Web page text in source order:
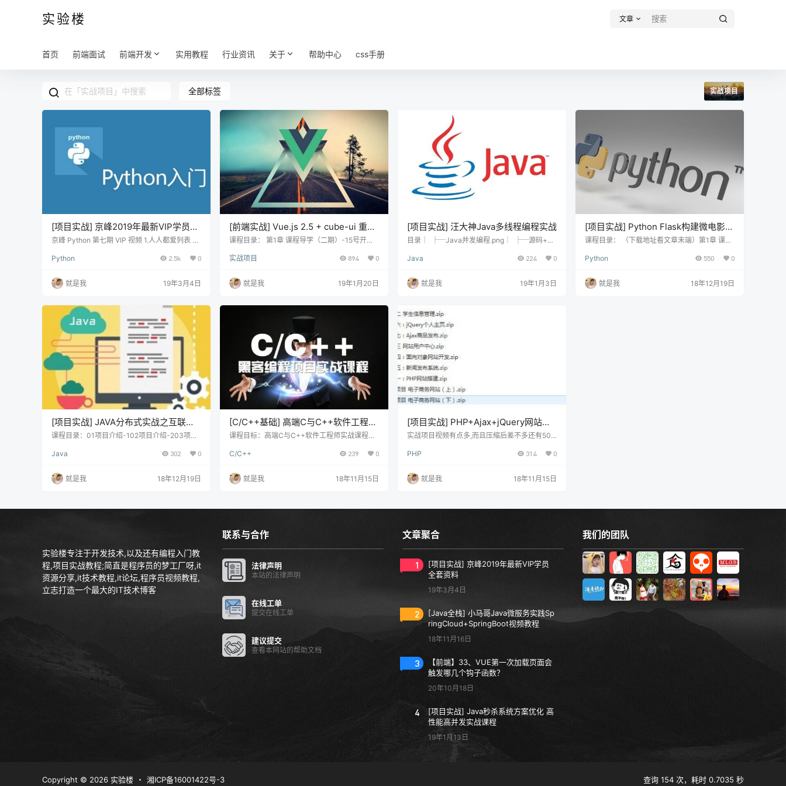
实验楼 文章
首页 前端面试 前端开发 实用教程 行业资讯 关于 帮助中心 css手册
全部标签 实战项目
[项目实战] 京峰2019年最新VIP学员全
套资料
京峰 Python 第七期 VIP 视频 1.人人都爱列表 2.
组、列表、函数 5.文件和异常（一） 6.文件和异
储 9.推导数据 10.定制数据对象（一） 11.字典
+定制数据对象（二） 12.面向对象(一) 13.面向
器、装饰器 + 标准库 …
Python 2.5k 0
就是我 19年3月4日
[前端实战] Vue.js 2.5 + cube-ui 重构
饿了么 App
课程目录： 第1章 课程导学（二期）-15号开放
排、课程收获、讲授方式、学习前提等方面的介
对课程项目有一个直观的了解。 1-1 导学（必
看） 第2章 项目准备工作（二期）-15号开放 包
e-ui 介绍、目录模块分析、api 接口 mock 等。
实战项目 894 0
就是我 19年1月20日
[项目实战] 汪大神Java多线程编程实战
目录│ ├─Java并发编程.png│ ├─源码+pp
纲及主要内容介绍.wmv│ ├─高并发编程第一
并发编程第一阶段03讲、创建并启动线程.mp4
│ ├─高并发编程第一阶…
Java 224 0
就是我 19年1月3日
[项目实战] Python Flask构建微电影视
频网站
课程目录： （下载地址看文章末端）第1章 课程
的优点及特性、结合其他python web框架对
课程介绍第2章 准备开发环境介绍在windows和
mac os系统上安装开发环境、pip下载工具的安
Python 550 0
就是我 18年12月19日
[项目实战] JAVA分布式实战之互联网
金融p2p
课程目录：01项目介绍-102项目介绍-203项目
306项目环境搭建-407项目环境搭建-508分布
境搭建-311验证码,redis环境搭建-112验证码,re
dis环境搭建-213验证码,redis环境搭建-314验
Java 302 0
就是我 18年12月19日
[C/C++基础] 高端C与C++软件工程师
实战课程（特色理论课+项目实践课
课程目标：高端C与C++软件工程师实战课程
段测阶段）适应人群：C++系列教程让有志于软
速进阶成高级C/C++程序员课程简介：课程五大
特点：1、注重实战：与一般的书籍不同，本大
个或多个综合示例贯穿整部讲座。2、注重高
C/C++ 239 0
就是我 18年11月15日
[项目实战] PHP+Ajax+jQuery网站开
发项目式视频教程 商城/新闻系统/员工
实战项目视频有点多,而且压缩后差不多还有50+
PHP
314 0
就是我 18年11月15日
实验楼专注于开发技术,以及还有编程入门教
程,项目实战教程;简直是程序员的梦工厂呀,it
资源分享,it技术教程,it论坛,程序员视频教程,
立志打造一个最大的IT技术博客
联系与合作
法律声明
本站的法律声明
在线工单
提交在线工单
建议提交
查看本网站的帮助文档
文章聚合
1
[项目实战] 京峰2019年最新VIP学员
全套资料
19年3月4日
2
[Java全栈] 小马哥Java微服务实践Sp
ringCloud+SpringBoot视频教程
18年11月16日
3
【前端】33、VUE第一次加载页面会
触发哪几个钩子函数？
20年10月18日
4
[项目实战] Java秒杀系统方案优化 高
性能高并发实战课程
19年1月13日
我们的团队
Copyright © 2026 实验楼 ・ 湘ICP备16001422号-3 查询 154 次，耗时 0.7035 秒